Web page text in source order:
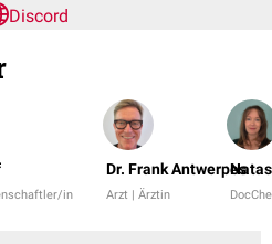
Discord
in
Dr. Frank Antwerpes
Arzt | Ärztin